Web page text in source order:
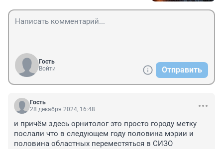
Гость
Войти
Отправить
Гость
28 декабря 2024, 16:48
и причём здесь орнитолог это просто городу метку
послали что в следующем году половина мэрии и
половина областных переместяться в СИЗО